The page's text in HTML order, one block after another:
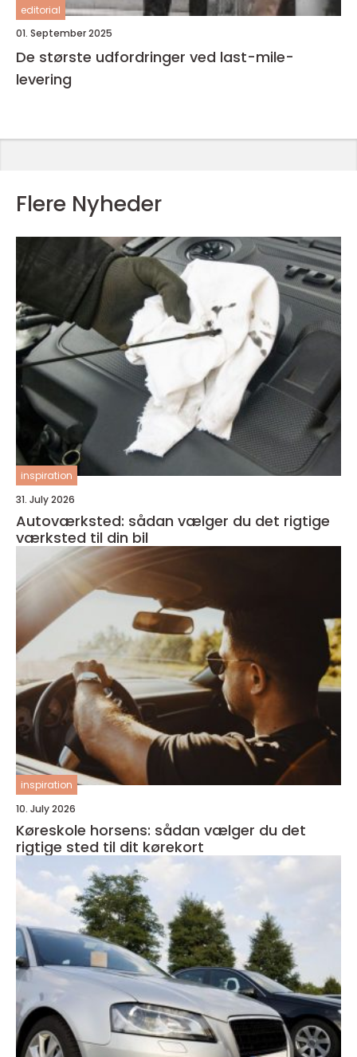
editorial
01. September 2025
De største udfordringer ved last-mile-
levering
Flere Nyheder
inspiration
31. July 2026
Autoværksted: sådan vælger du det rigtige
værksted til din bil
inspiration
10. July 2026
Køreskole horsens: sådan vælger du det
rigtige sted til dit kørekort